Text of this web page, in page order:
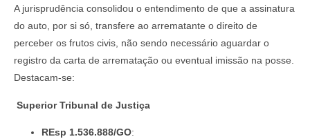
A jurisprudência consolidou o entendimento de que a assinatura
do auto, por si só, transfere ao arrematante o direito de
perceber os frutos civis, não sendo necessário aguardar o
registro da carta de arrematação ou eventual imissão na posse.
Destacam-se:
Superior Tribunal de Justiça
REsp 1.536.888/GO: